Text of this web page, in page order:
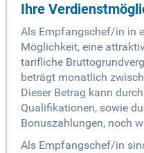
Ihre
Als Empfangschef/in in
Möglichkeit, eine
tarifliche
beträgt monatlich
Dieser Betrag kann
Qualifikationen, sowie
Bonuszahlungen, noch
Als Empfangschef/in